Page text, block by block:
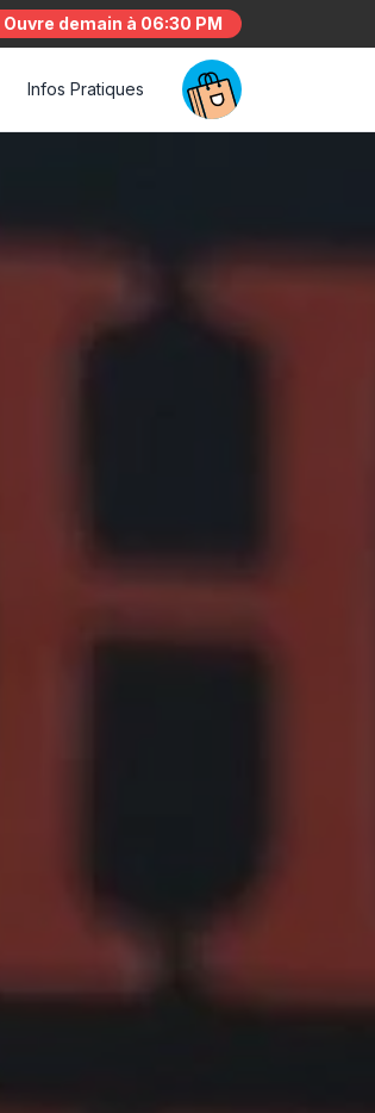
Ouvre demain à 06:30 PM
Infos Pratiques